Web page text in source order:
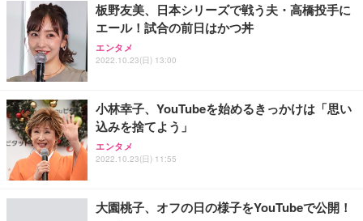
板野友美、日本シリーズで戦う夫・高橋投手に
エール！試合の前日はかつ丼
エンタメ
2022.10.23(日) 13:00
小林幸子、YouTubeを始めるきっかけは「思い
込みを捨てよう」
エンタメ
2022.10.23(日) 11:55
大園桃子、オフの日の様子をYouTubeで公開！